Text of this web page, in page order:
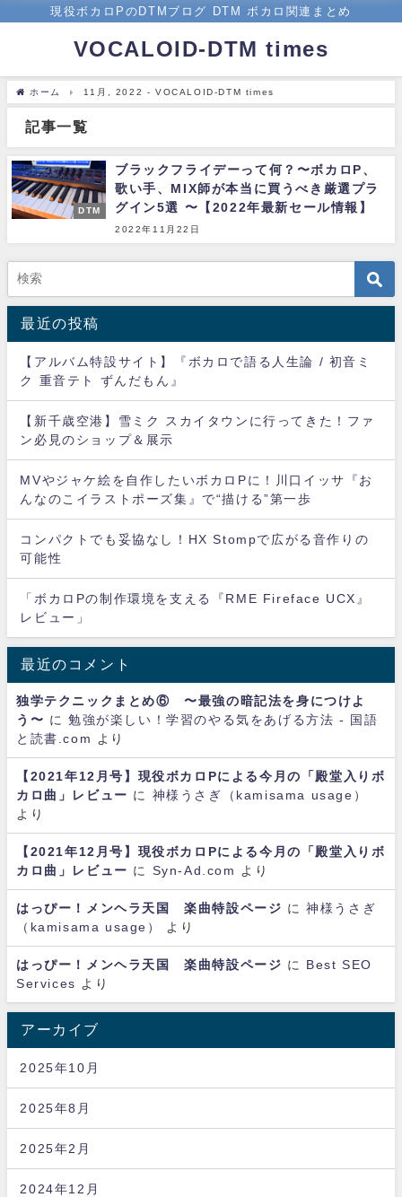
現役ボカロPのDTMブログ DTM ボカロ関連まとめ
VOCALOID-DTM times
ホーム 11月, 2022 - VOCALOID-DTM times
記事一覧
DTM
ブラックフライデーって何？〜ボカロP、
歌い手、MIX師が本当に買うべき厳選プラ
グイン5選 〜【2022年最新セール情報】
2022年11月22日
最近の投稿
【アルバム特設サイト】『ボカロで語る人生論 / 初音ミ
ク 重音テト ずんだもん』
【新千歳空港】雪ミク スカイタウンに行ってきた！ファ
ン必見のショップ＆展示
MVやジャケ絵を自作したいボカロPに！川口イッサ『お
んなのこイラストポーズ集』で“描ける”第一歩
コンパクトでも妥協なし！HX Stompで広がる音作りの
可能性
「ボカロPの制作環境を支える『RME Fireface UCX』
レビュー」
最近のコメント
独学テクニックまとめ⑥ 〜最強の暗記法を身につけよ
う〜 に勉強が楽しい！学習のやる気をあげる方法 - 国語
と読書.com
より
【2021年12月号】現役ボカロPによる今月の「殿堂入りボ
カロ曲」レビュー に 神様うさぎ（kamisama usage）
より
【2021年12月号】現役ボカロPによる今月の「殿堂入りボ
カロ曲」レビュー に Syn-Ad.com より
はっぴー！メンヘラ天国 楽曲特設ページ に神様うさぎ
（kamisama usage）
より
はっぴー！メンヘラ天国 楽曲特設ページ に Best SEO
Services より
アーカイブ
2025年10月
2025年8月
2025年2月
2024年12月